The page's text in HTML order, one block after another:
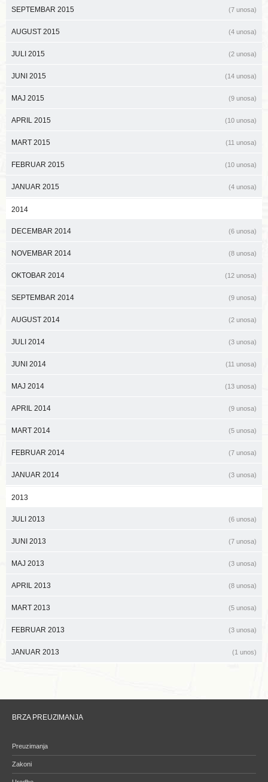
SEPTEMBAR 2015 (7 unosa)
AUGUST 2015 (4 unosa)
JULI 2015 (2 unosa)
JUNI 2015 (14 unosa)
MAJ 2015 (9 unosa)
APRIL 2015 (10 unosa)
MART 2015 (11 unosa)
FEBRUAR 2015 (10 unosa)
JANUAR 2015 (4 unosa)
2014
DECEMBAR 2014 (6 unosa)
NOVEMBAR 2014 (8 unosa)
OKTOBAR 2014 (12 unosa)
SEPTEMBAR 2014 (9 unosa)
AUGUST 2014 (2 unosa)
JULI 2014 (3 unosa)
JUNI 2014 (11 unosa)
MAJ 2014 (13 unosa)
APRIL 2014 (9 unosa)
MART 2014 (5 unosa)
FEBRUAR 2014 (7 unosa)
JANUAR 2014 (3 unosa)
2013
JULI 2013 (6 unosa)
JUNI 2013 (7 unosa)
MAJ 2013 (3 unosa)
APRIL 2013 (8 unosa)
MART 2013 (5 unosa)
FEBRUAR 2013 (3 unosa)
JANUAR 2013 (1 unos)
BRZA PREUZIMANJA
Preuzimanja
Zakoni